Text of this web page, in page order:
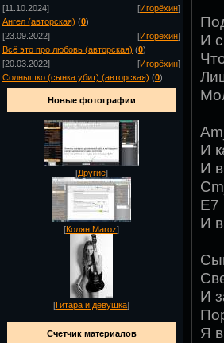
[11.10.2024]
[Игорёхин]
Ангел (авторская) (0)
[23.09.2022]
[Игорёхин]
Всё это про любовь (авторская) (0)
[20.03.2022]
[Игорёхин]
Солнышко (сынка убит) (авторская) (0)
Новые фотографии
[Другие]
[Колян Maroz]
[Гитара и девушка]
Счетчик материалов
И
И
И
E7
И
И
Я